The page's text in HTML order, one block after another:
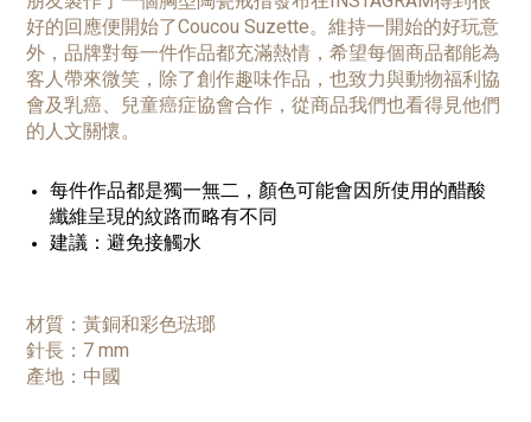
好的回應便開始了Coucou Suzette。維持一開始的好玩意
外，品牌對每一件作品都充滿熱情，希望每個商品都能為
客人帶來微笑，除了創作趣味作品，也致力與動物福利協
會及乳癌、兒童癌症協會合作，從商品我們也看得見他們
的人文關懷。
每件作品都是獨一無二，顏色可能會因所使用的醋酸
纖維呈現的紋路而略有不同
建議：避免接觸水
材質：黃銅和彩色琺瑯
針長：7 mm
產地 ： 中國